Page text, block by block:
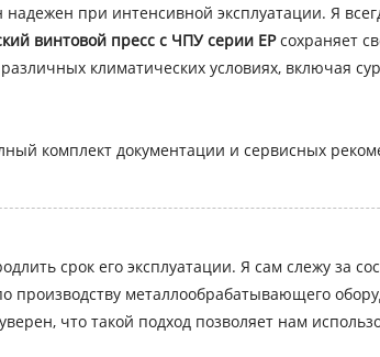
при интенсивной эксплуатации. Я
винтовой пресс с ЧПУ серии EPсохраняет
климатических условиях, включая
комплект документации и сервисных
срок его эксплуатации. Я сам слежу за
металлообрабатывающего
что такой подход позволяет нам